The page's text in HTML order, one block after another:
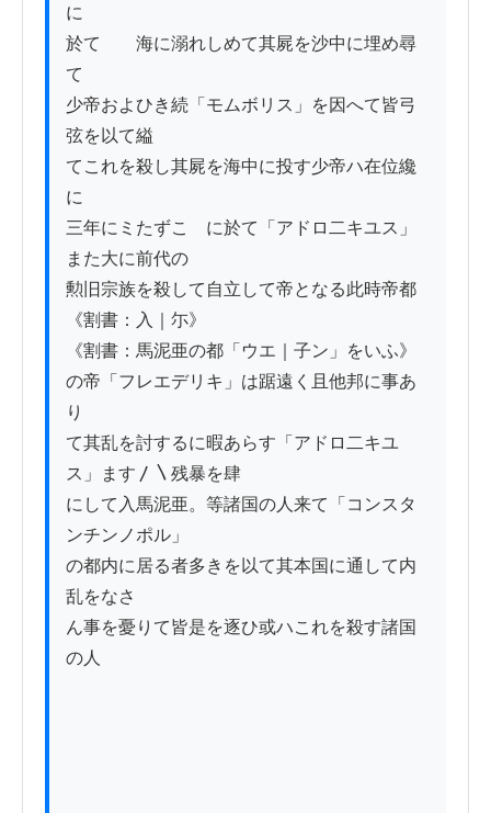
に
於て　　海に溺れしめて其屍を沙中に埋め尋
て
少帝およひき続「モムボリス」を因へて皆弓
弦を以て縊
てこれを殺し其屍を海中に投す少帝ハ在位纔
に
三年にミたずこゝに於て「アドロ二キユス」
また大に前代の
勲旧宗族を殺して自立して帝となる此時帝都
《割書：入｜尓》
《割書：馬泥亜の都「ウエ｜子ン」をいふ》
の帝「フレエデリキ」は踞遠く且他邦に事あ
り
て其乱を討するに暇あらす「アドロ二キユ
ス」ます〳〵残暴を肆
にして入馬泥亜。等諸国の人来て「コンスタ
ンチンノポル」
の都内に居る者多きを以て其本国に通して内
乱をなさ
ん事を憂りて皆是を逐ひ或ハこれを殺す諸国
の人